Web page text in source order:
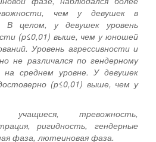
чем у девушек в
В целом, у девушек уровень
(р≤0,01) выше, чем у юношей
Уровень агрессивности и
не различался по гендерному
на среднем уровне. У девушек
(р≤0,01) выше, чем у
тревожность,
ригидность, гендерные
фаза, лютеиновая фаза.